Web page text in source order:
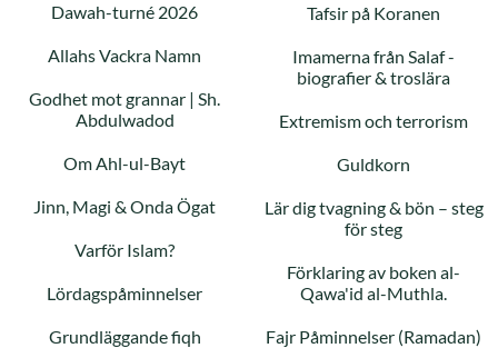
Dawah-turné 2026
Tafsir på Koranen
Allahs Vackra Namn
Imamerna från Salaf -
biografier & troslära
Godhet mot grannar | Sh.
Abdulwadod
Extremism och terrorism
Om Ahl-ul-Bayt
Guldkorn
Jinn, Magi & Onda Ögat
Lär dig tvagning & bön – steg
för steg
Varför Islam?
Förklaring av boken al-
Qawa'id al-Muthla.
Lördagspåminnelser
Grundläggande fiqh Fajr Påminnelser (Ramadan)